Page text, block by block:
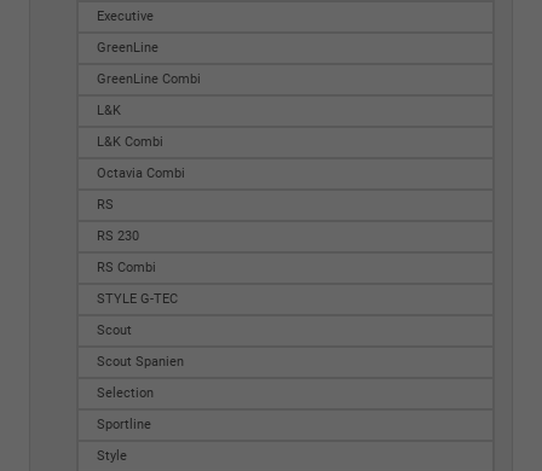
Executive
GreenLine
GreenLine Combi
L&K
L&K Combi
Octavia Combi
RS
RS 230
RS Combi
STYLE G-TEC
Scout
Scout Spanien
Selection
Sportline
Style